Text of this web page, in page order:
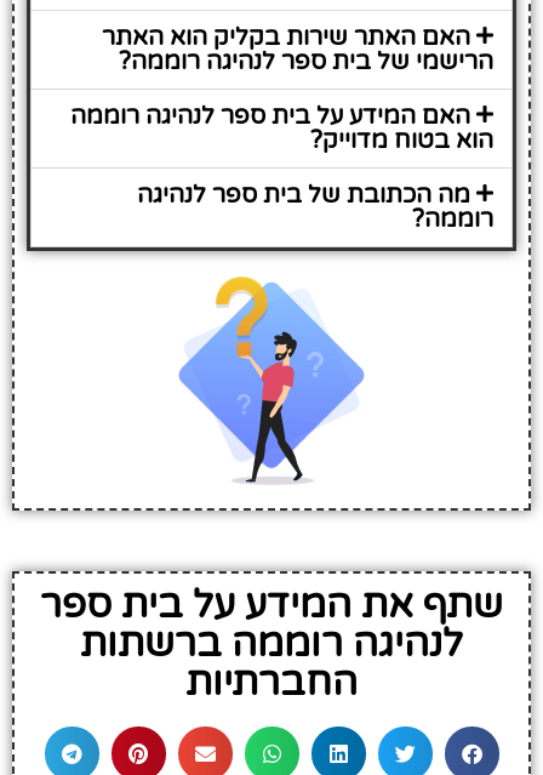
האם האתר שירות בקליק הוא האתר
הרישמי של בית ספר לנהיגה רוממה?
האם המידע על בית ספר לנהיגה רוממה
הוא בטוח מדוייק?
מה הכתובת של בית ספר לנהיגה
רוממה?
שתף את המידע על בית ספר
לנהיגה רוממה ברשתות
החברתיות